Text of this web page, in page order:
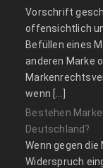
Vorschrift
offensichtlich
Befüllen eines
anderen Marke
wenn […]
Bestehen
Deutschland?
Wenn gegen
Widerspruch